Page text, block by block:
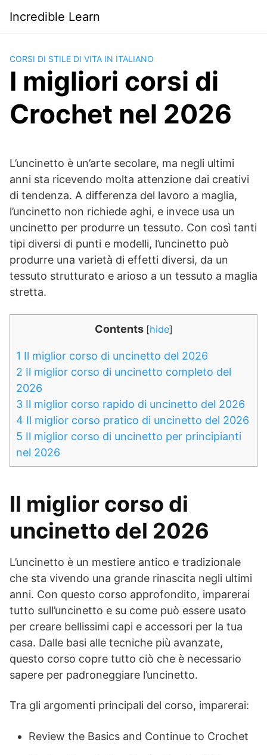
contenido
Incredible Learn
CORSI DI STILE DI VITA IN ITALIANO
I migliori corsi di
Crochet nel 2026
L’uncinetto è un’arte secolare, ma negli ultimi
anni sta ricevendo molta attenzione dai creativi
di tendenza. A differenza del lavoro a maglia,
l’uncinetto non richiede aghi, e invece usa un
uncinetto per produrre un tessuto. Con così tanti
tipi diversi di punti e modelli, l’uncinetto può
produrre una varietà di effetti diversi, da un
tessuto strutturato e arioso a un tessuto a maglia
stretta.
Contents [hide]
1 Il miglior corso di uncinetto del 2026
2 Il miglior corso di uncinetto completo del
2026
3 Il miglior corso rapido di uncinetto del 2026
4 Il miglior corso pratico di uncinetto del 2026
5 Il miglior corso di uncinetto per principianti
nel 2026
Il miglior corso di
uncinetto del 2026
L’uncinetto è un mestiere antico e tradizionale
che sta vivendo una grande rinascita negli ultimi
anni. Con questo corso approfondito, imparerai
tutto sull’uncinetto e su come può essere usato
per creare bellissimi capi e accessori per la tua
casa. Dalle basi alle tecniche più avanzate,
questo corso copre tutto ciò che è necessario
sapere per padroneggiare l’uncinetto.
Tra gli argomenti principali del corso, imparerai:
Review the Basics and Continue to Crochet